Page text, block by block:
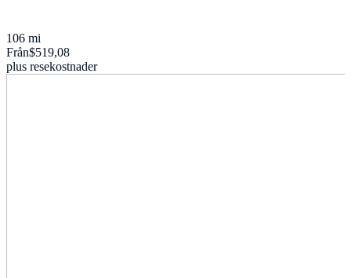
106 mi
Från$519,08
plus resekostnader